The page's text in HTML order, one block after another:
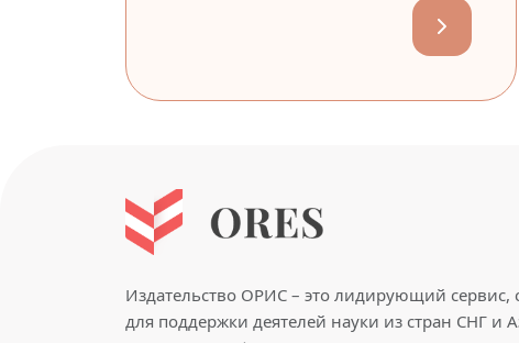
Издательство ОРИС – это лидирующий сервис,
для поддержки деятелей науки из стран СНГ и